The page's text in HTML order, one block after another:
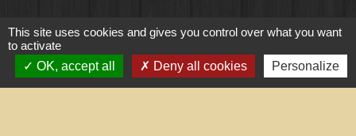
Liens utiles
This site uses cookies and gives you control over what you want
to activate
OK, accept all
Deny all cookies Personalize